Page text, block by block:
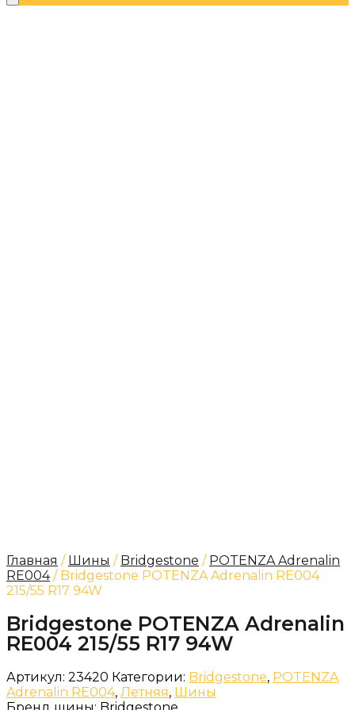
Главная / Шины / Bridgestone / POTENZA Adrenalin
RE004/ Bridgestone POTENZA Adrenalin RE004
215/55 R17 94W
Bridgestone POTENZA Adrenalin
RE004 215/55 R17 94W
Артикул: 23420 Категории: Bridgestone, POTENZA
Adrenalin RE004, Летняя, Шины